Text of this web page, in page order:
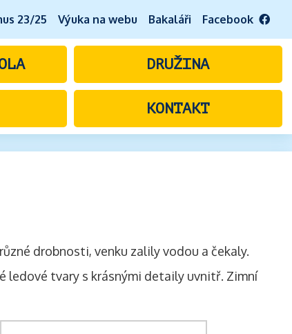
23/25 Výuka na webu Bakaláři Facebook
DRUŽINA
KONTAKT
drobnosti, venku zalily vodou a čekaly.
ledové tvary s krásnými detaily uvnitř. Zimní